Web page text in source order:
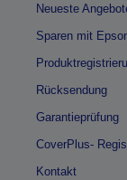
Neueste
Sparen mit
Rücksendung
Garantieprüfung
CoverPlus-
Kontakt